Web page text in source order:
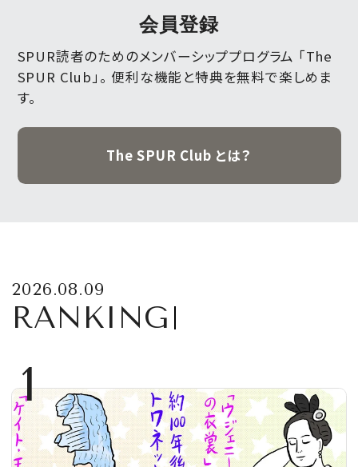
会員登録
SPUR読者のためのメンバーシッププログラム 「The
SPUR Club」。 便利な機能と特典を無料で楽しめま
す。
The SPUR Club とは？
2026.08.09
RANKING
1